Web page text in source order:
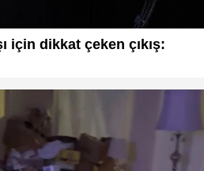
için dikkat çeken çıkış: